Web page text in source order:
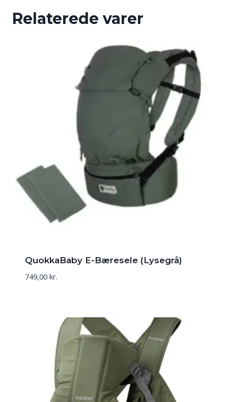
Relaterede varer
QuokkaBaby E-Bæresele (Lysegrå)
749,00 kr.